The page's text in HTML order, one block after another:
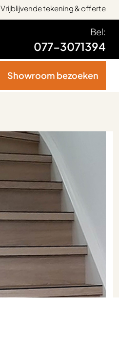
Vrijblijvende tekening & offerte
Bel:
077-3071394
Showroom bezoeken